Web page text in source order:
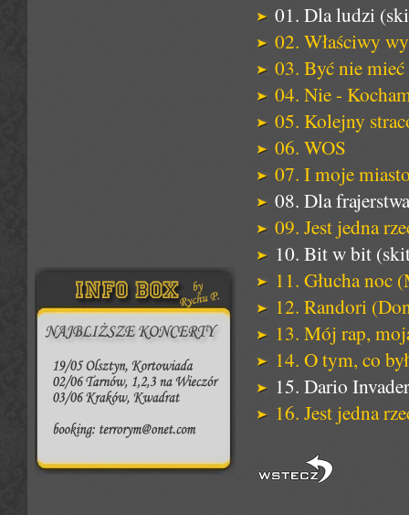
01. Dla ludzi
02. Właściwy
03. Być nie
04. Nie -
05. Kolejny
06. WOS
07. I moje
08. Dla
09. Jest jedna
10. Bit w bit
11. Głucha noc
12. Randori
13. Mój rap,
14. O tym, co
15. Dario
16. Jest jedna